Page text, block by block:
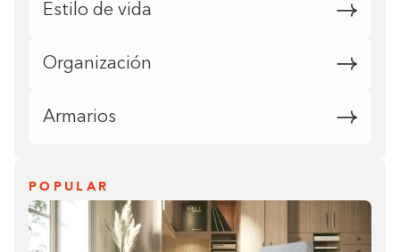
Estilo de vida
Organización
Armarios
POPULAR